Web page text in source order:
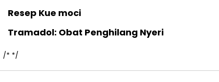
Resep Kue moci
Tramadol: Obat Penghilang Nyeri
/* */